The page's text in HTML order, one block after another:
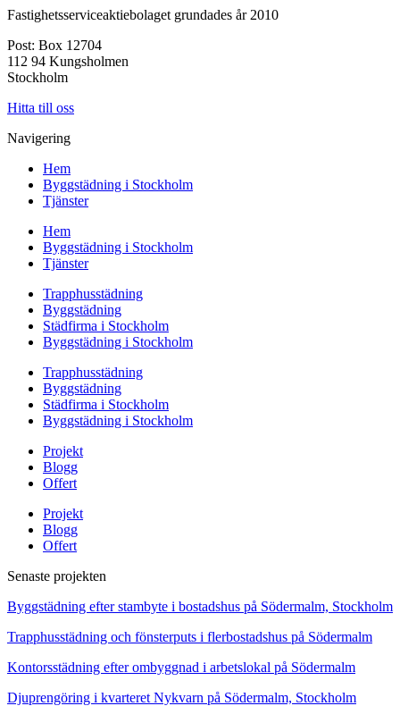
Fastighetsserviceaktiebolaget grundades år 2010
Post: Box 12704
112 94 Kungsholmen
Stockholm
Hitta till oss
Navigering
Hem
Byggstädning i Stockholm
Tjänster
Hem
Byggstädning i Stockholm
Tjänster
Trapphusstädning
Byggstädning
Städfirma i Stockholm
Byggstädning i Stockholm
Trapphusstädning
Byggstädning
Städfirma i Stockholm
Byggstädning i Stockholm
Projekt
Blogg
Offert
Projekt
Blogg
Offert
Senaste projekten
Byggstädning efter stambyte i bostadshus på Södermalm, Stockholm
Trapphusstädning och fönsterputs i flerbostadshus på Södermalm
Kontorsstädning efter ombyggnad i arbetslokal på Södermalm
Djuprengöring i kvarteret Nykvarn på Södermalm, Stockholm